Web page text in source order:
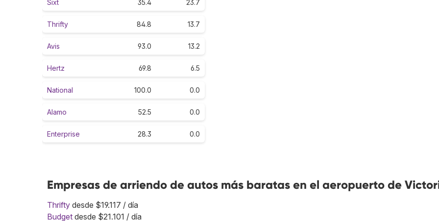
Sixt 35.4 23.7
Thrifty 84.8 13.7
Avis 93.0 13.2
Hertz 69.8 6.5
National 100.0 0.0
Alamo 52.5 0.0
Enterprise 28.3 0.0
Empresas de arriendo de autos más baratas en el aeropuerto de
Thrifty desde $19.117 / día
Budget desde $21.101 / día